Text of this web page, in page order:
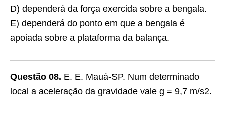
D) dependerá da força exercida sobre a bengala.
E) dependerá do ponto em que a bengala é
apoiada sobre a plataforma da balança.
Questão 08. E. E. Mauá-SP. Num determinado
local a aceleração da gravidade vale g = 9,7 m/s2.